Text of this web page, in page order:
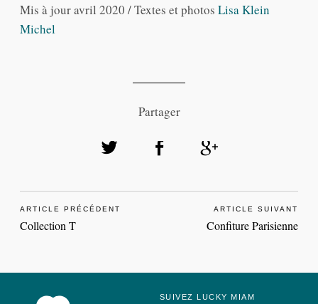
Mis à jour avril 2020 / Textes et photos Lisa Klein
Michel
Partager
ARTICLE PRÉCÉDENT
Collection T
ARTICLE SUIVANT
Confiture Parisienne
SUIVEZ LUCKY MIAM